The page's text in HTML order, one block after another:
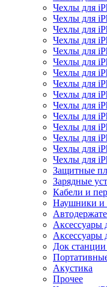
Чехлы для
Чехлы для
Чехлы для
Чехлы для
Чехлы для
Чехлы для
Чехлы для
Чехлы для
Чехлы для
Чехлы для
Чехлы для
Чехлы для
Чехлы для
Чехлы для
Чехлы для
Защитные
Зарядные
Кабели и
Наушники и
Аксессуары
Аксессуары
Док
Акустика
Прочее